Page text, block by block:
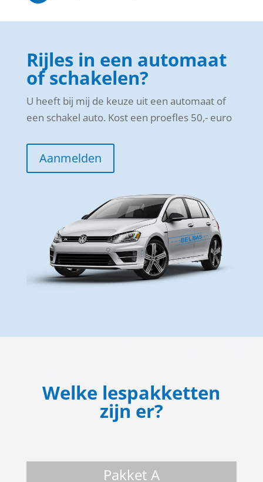
Rijles in een automaat
of schakelen?
U heeft bij mij de keuze uit een automaat of
een schakel auto. Kost een proefles 50,- euro
Aanmelden
Welke lespakketten
zijn er?
Pakket A